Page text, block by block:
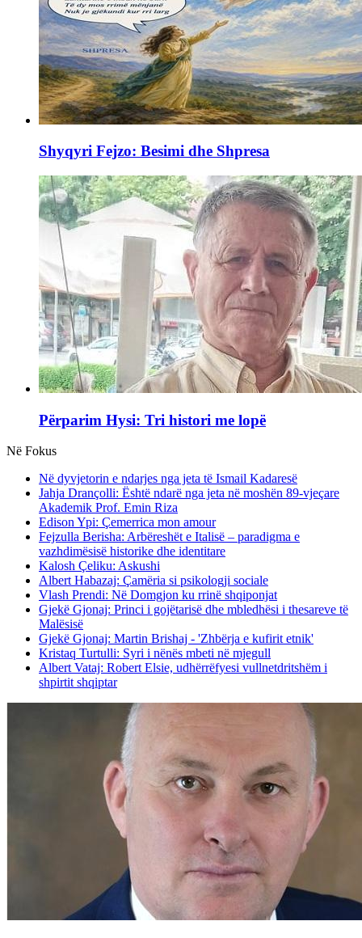
Shyqyri Fejzo: Besimi dhe Shpresa
Përparim Hysi: Tri histori me lopë
Në Fokus
Në dyvjetorin e ndarjes nga jeta të Ismail Kadaresë
Jahja Drançolli: Është ndarë nga jeta në moshën 89-vjeçare
Akademik Prof. Emin Riza
Edison Ypi: Çemerrica mon amour
Fejzulla Berisha: Arbëreshët e Italisë – paradigma e
vazhdimësisë historike dhe identitare
Kalosh Çeliku: Askushi
Albert Habazaj: Çamëria si psikologji sociale
Vlash Prendi: Në Domgjon ku rrinë shqiponjat
Gjekë Gjonaj: Princi i gojëtarisë dhe mbledhësi i thesareve të
Malësisë
Gjekë Gjonaj: Martin Brishaj - 'Zhbërja e kufirit etnik'
Kristaq Turtulli: Syri i nënës mbeti në mjegull
Albert Vataj: Robert Elsie, udhërrëfyesi vullnetdritshëm i
shpirtit shqiptar